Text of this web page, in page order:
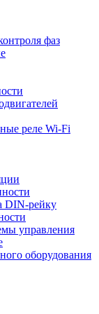
фаз
реле Wi-Fi
DIN-рейку
управления
оборудования